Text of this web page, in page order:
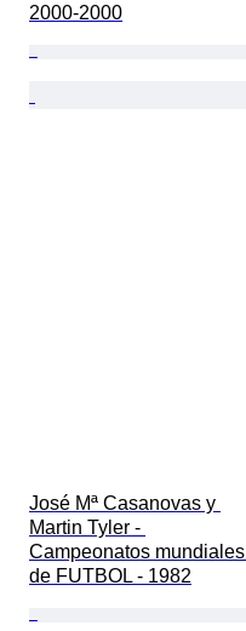
2000-2000
José Mª Casanovas y
Martin Tyler -
Campeonatos mundiales
de FUTBOL - 1982